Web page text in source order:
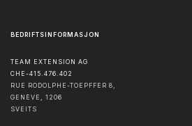
BEDRIFTSINFORMASJON
TEAM EXTENSION AG
CHE-415.476.402
RUE RODOLPHE-TOEPFFER 8,
GENÈVE , 1206
SVEITS